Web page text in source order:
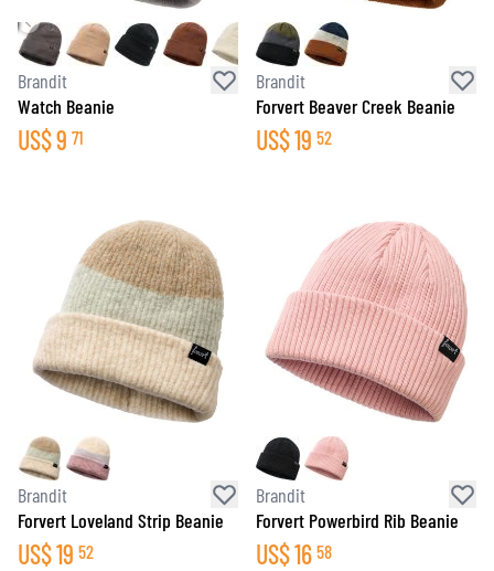
Brandit
Watch Beanie
US$9 71
Brandit
Forvert Beaver Creek Beanie
US$19 52
Brandit
Forvert Loveland Strip Beanie
US$19 52
Brandit
Forvert Powerbird Rib Beanie
US$16 58